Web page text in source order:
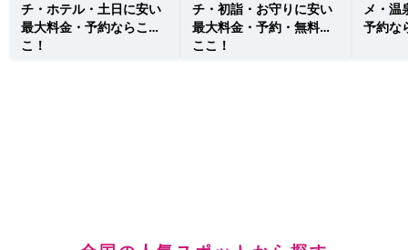
チ・ホテル・土日に安い
最大料金・予約ならこ
こ！
チ・初詣・お守りに安い
最大料金・予約・無料は
ここ！
メ・温
予約な